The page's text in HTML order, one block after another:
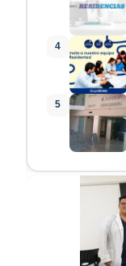
4
5